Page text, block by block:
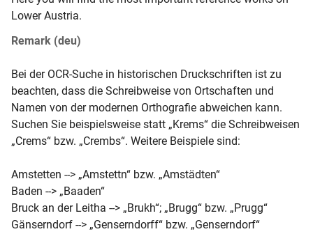
Lower Austria.
Remark (deu)
Bei der OCR-Suche in historischen Druckschriften ist zu
beachten, dass die Schreibweise von Ortschaften und
Namen von der modernen Orthografie abweichen kann.
Suchen Sie beispielsweise statt „Krems“ die Schreibweisen
„Crems“ bzw. „Crembs“. Weitere Beispiele sind:
Amstetten --> „Amstettn“ bzw. „Amstädten“
Baden --> „Baaden“
Bruck an der Leitha --> „Brukh“; „Brugg“ bzw. „Prugg“
Gänserndorf --> „Genserndorff“ bzw. „Genserndorf“